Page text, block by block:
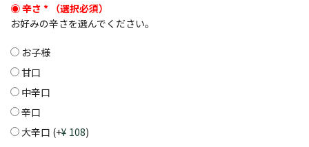
辛さ *
お好みの辛さを選んでください。
お子様
甘口
中辛口
辛口
大辛口 (+ 108)